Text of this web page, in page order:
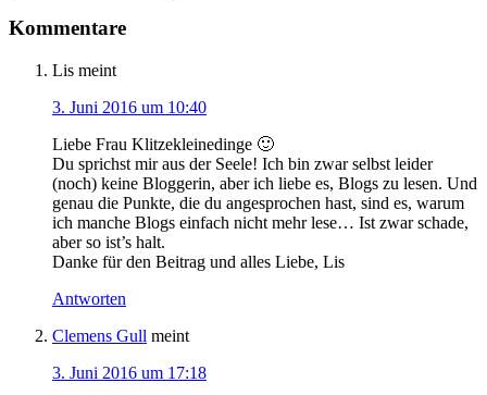
Kommentare
Lis meint
3. Juni 2016 um 10:40
Liebe Frau Klitzekleinedinge 🙂
Du sprichst mir aus der Seele! Ich bin zwar selbst leider
(noch) keine Bloggerin, aber ich liebe es, Blogs zu lesen. Und
genau die Punkte, die du angesprochen hast, sind es, warum
ich manche Blogs einfach nicht mehr lese… Ist zwar schade,
aber so ist’s halt.
Danke für den Beitrag und alles Liebe, Lis
Antworten
Clemens Gull meint
3. Juni 2016 um 17:18